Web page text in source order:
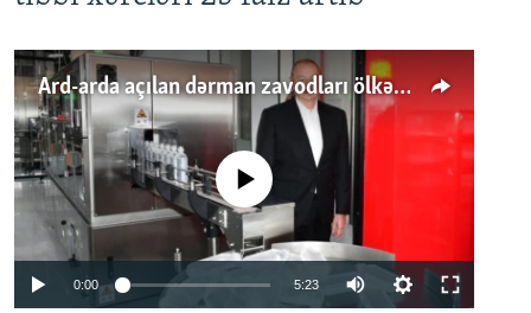
Ard-arda açılan dərman zavodları ölkənin tələbatını ödəyirmi?
No media source currently available
0:00 5:23